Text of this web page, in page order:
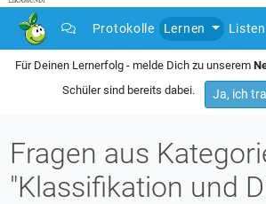
Protokolle Lernen Listen
Für Deinen Lernerfolg - melde Dich zu unserem
Schüler sind bereits dabei.
Ja, ich
Fragen aus
"Klassifikation und